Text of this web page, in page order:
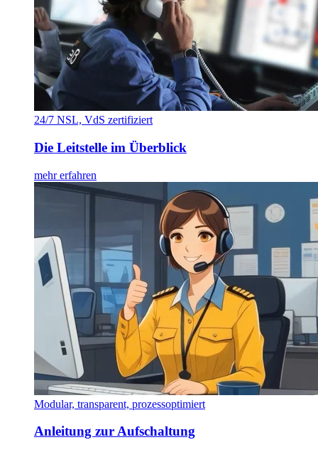
24/7 NSL, VdS zertifiziert
Die Leitstelle im Überblick
mehr erfahren
Modular, transparent, prozessoptimiert
Anleitung zur Aufschaltung